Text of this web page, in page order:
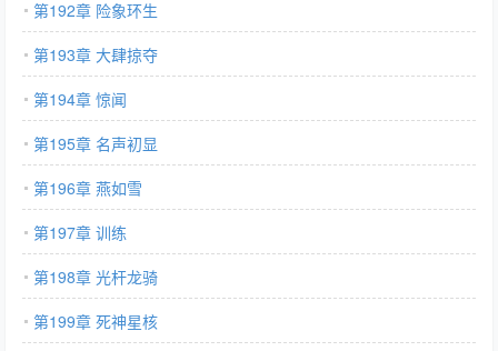
第192章 险象环生
第193章 大肆掠夺
第194章 惊闻
第195章 名声初显
第196章 燕如雪
第197章 训练
第198章 光杆龙骑
第199章 死神星核